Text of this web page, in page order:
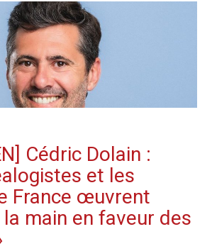
Cédric Dolain :
et les
France œuvrent
main en faveur des